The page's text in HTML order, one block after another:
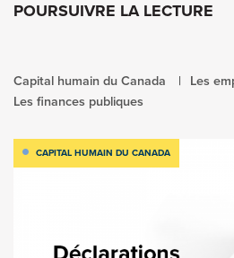
POURSUIVRE LA LECTURE
Capital humain du Canada
Les
Les finances publiques
CAPITAL HUMAIN DU CANADA